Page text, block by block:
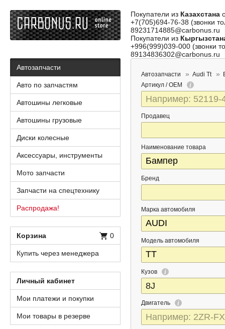
Покупатели из Казахстана
+7(705)694-76-38 (звонки
89231714885@carbonus.ru
Покупатели из
+996(999)039-000 (звонки
89134836302@carbonus.ru
Автозапчасти Audi Tt
Артикул / OEM
Продавец
Наименование товара
Бренд
Марка автомобиля
Модель автомобиля
Кузов
Двигатель
Автозапчасти
Авто по запчастям
Автошины легковые
Автошины грузовые
Диски колесные
Аксессуары, инструменты
Мото запчасти
Запчасти на спецтехнику
Распродажа!
Корзина 0
Купить через менеджера
Личный кабинет
Мои платежи и покупки
Мои товары в резерве